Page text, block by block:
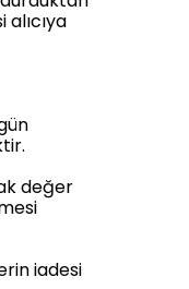
değer
iadesi